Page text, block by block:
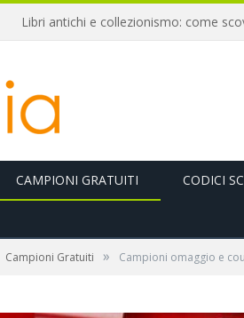
CAMPIONI GRATUITI CODICI
Campioni Gratuiti » Campioni omaggio e